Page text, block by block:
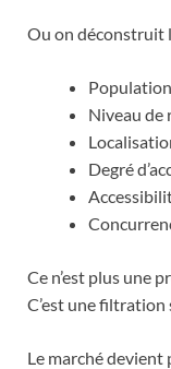
Ou on déconstruit
Niveau de
Degré
Ce n’est plus une
C’est une filtration
Le marché devient